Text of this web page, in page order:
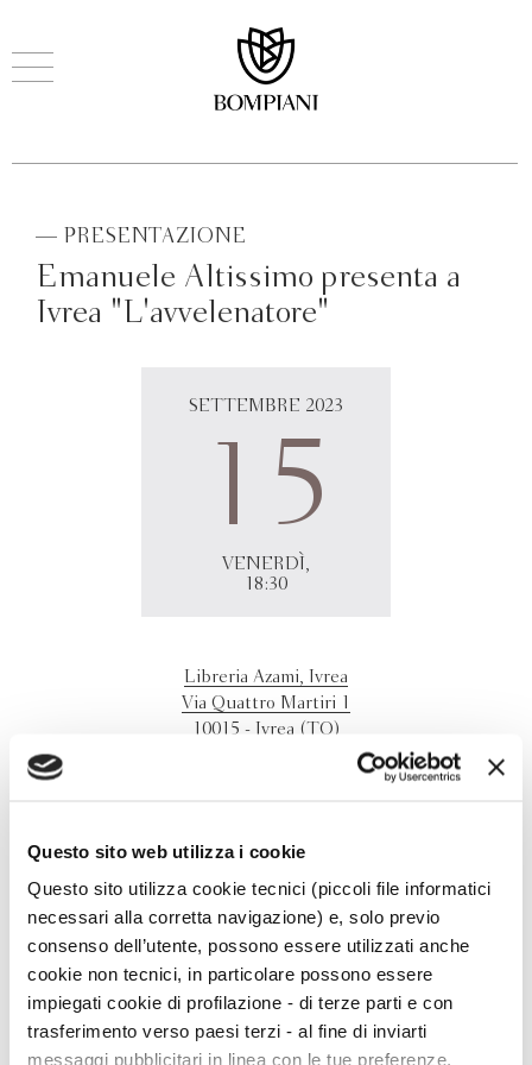
Questo sito web utilizza i cookie
Questo sito utilizza cookie tecnici (piccoli file informatici
necessari alla corretta navigazione) e, solo previo
consenso dell’utente, possono essere utilizzati anche
cookie non tecnici, in particolare possono essere
impiegati cookie di profilazione - di terze parti e con
trasferimento verso paesi terzi - al fine di inviarti
messaggi pubblicitari in linea con le tue preferenze,
— PRESENTAZIONE
Emanuele Altissimo presenta a
Ivrea "L'avvelenatore"
SETTEMBRE 2023
15
VENERDÌ,
18:30
Libreria Azami, Ivrea
Via Quattro Martiri 1
10015 - Ivrea (TO)
Emanuele Altissimo presenta "L'avvelenatore", in dialogo